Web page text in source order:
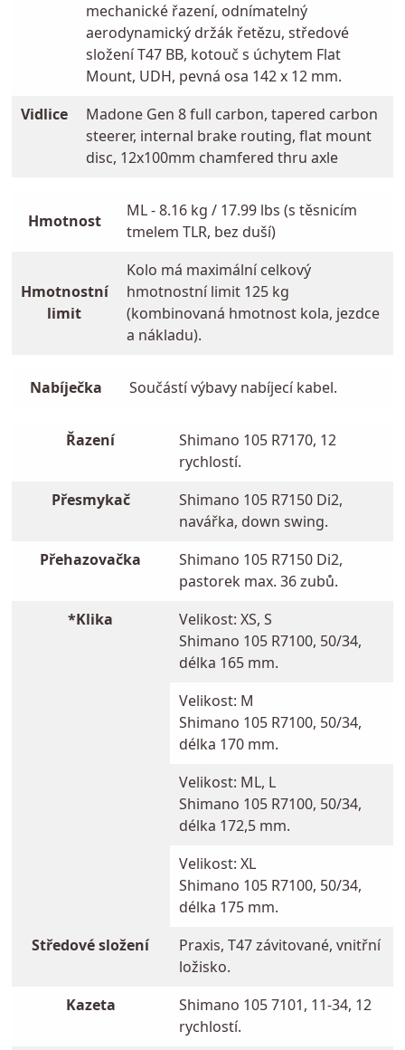
mechanické řazení, odnímatelný
aerodynamický držák řetězu, středové
složení T47 BB, kotouč s úchytem Flat
Mount, UDH, pevná osa 142 x 12 mm.
Vidlice
Madone Gen 8 full carbon, tapered carbon
steerer, internal brake routing, flat mount
disc, 12x100mm chamfered thru axle
Hmotnost
ML - 8.16 kg / 17.99 lbs (s těsnicím
tmelem TLR, bez duší)
Hmotnostní
limit
Kolo má maximální celkový
hmotnostní limit 125 kg
(kombinovaná hmotnost kola, jezdce
a nákladu).
Nabíječka Součástí výbavy nabíjecí kabel.
Řazení
Shimano 105 R7170, 12
rychlostí.
Přesmykač
Shimano 105 R7150 Di2,
navářka, down swing.
Přehazovačka
Shimano 105 R7150 Di2,
pastorek max. 36 zubů.
*Klika
Velikost: XS, S
Shimano 105 R7100, 50/34,
délka 165 mm.
Velikost: M
Shimano 105 R7100, 50/34,
délka 170 mm.
Velikost: ML, L
Shimano 105 R7100, 50/34,
délka 172,5 mm.
Velikost: XL
Shimano 105 R7100, 50/34,
délka 175 mm.
Středové složení
Praxis, T47 závitované, vnitřní
ložisko.
Kazeta
Shimano 105 7101, 11-34, 12
rychlostí.